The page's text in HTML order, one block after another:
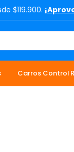
$119.900.
Carros Control